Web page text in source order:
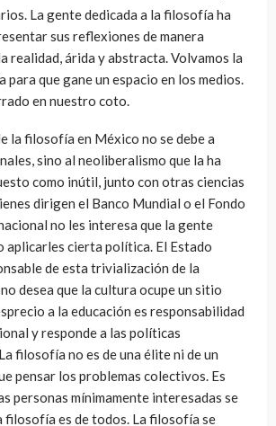
La gente dedicada a la filosofía ha
sus reflexiones de manera
realidad, árida y abstracta. Volvamos la
que gane un espacio en los medios.
en nuestro coto.
la filosofía en México no se debe a
sino al neoliberalismo que la ha
como inútil, junto con otras ciencias
dirigen el Banco Mundial o el Fondo
no les interesa que la gente
aplicarles cierta política. El Estado
de esta trivialización de la
desea que la cultura ocupe un sitio
a la educación es responsabilidad
y responde a las políticas
filosofía no es de una élite ni de un
pensar los problemas colectivos. Es
personas mínimamente interesadas se
filosofía es de todos. La filosofía se